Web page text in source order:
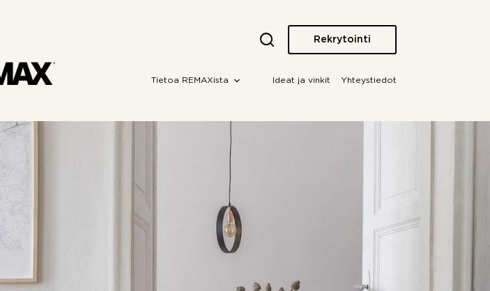
Rekrytointi
Tietoa REMAXista Ideat ja vinkit Yhteystiedot